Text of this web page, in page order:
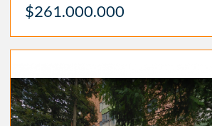
$261.000.000